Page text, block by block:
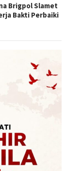
Brigpol Slamet
Bakti Perbaiki